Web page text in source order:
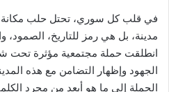
في قلب كل سوري، تحتل حلب
مدينة، بل هي رمز للتاريخ،
انطلقت حملة مجتمعية مؤثرة تحت
الجهود وإظهار التضامن مع هذه
الحملة إلى ما هو أبعد من مجرد